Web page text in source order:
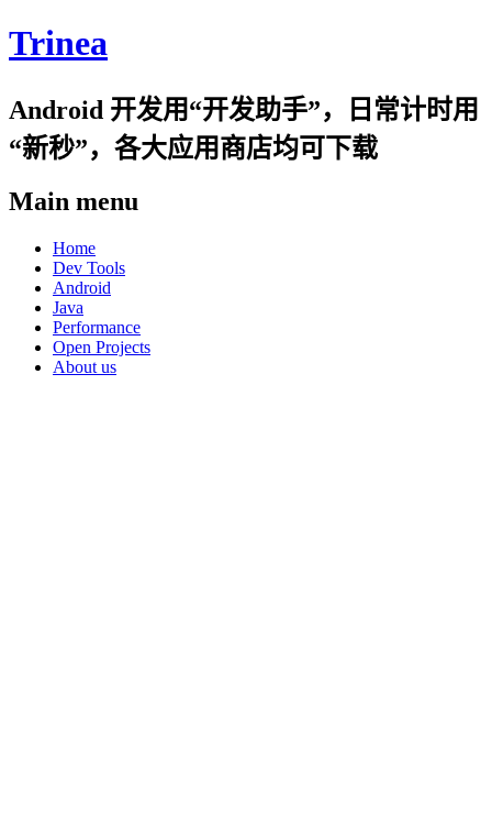
Trinea
Android 开发用“开发助手”，日常计时用
“新秒”，各大应用商店均可下载
Main menu
Skip
content
Home
Dev Tools
Android
Java
Performance
Open Projects
About us